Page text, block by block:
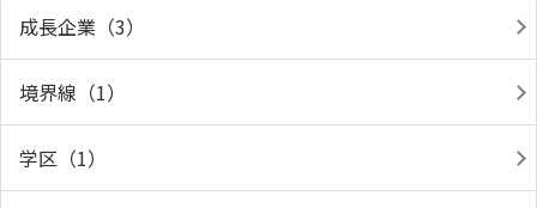
成長企業（3）
境界線（1）
学区（1）